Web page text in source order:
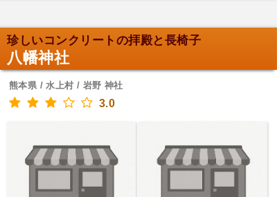
珍しいコンクリートの拝殿と長椅子
八幡神社
熊本県 / 水上村 / 岩野 神社
3.0